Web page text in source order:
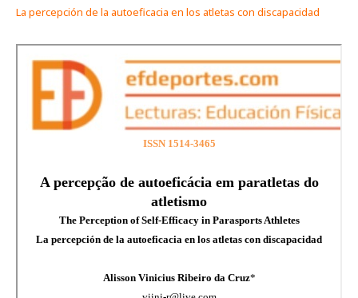
La percepción de la autoeficacia en los atletas con discapacidad